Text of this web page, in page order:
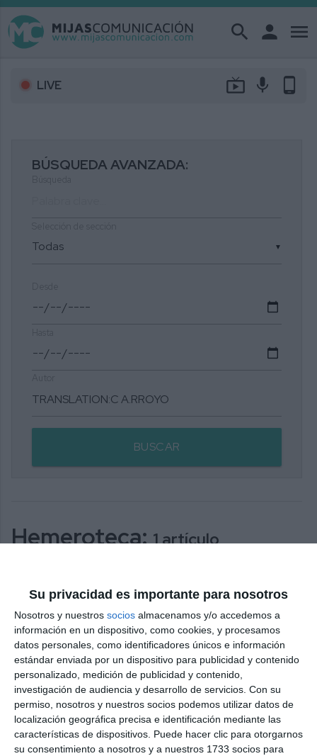
Su privacidad es importante para nosotros
Nosotros y nuestros socios almacenamos y/o accedemos a
información en un dispositivo, como cookies, y procesamos
datos personales, como identificadores únicos e información
estándar enviada por un dispositivo para publicidad y contenido
personalizado, medición de publicidad y contenido,
investigación de audiencia y desarrollo de servicios. Con su
permiso, nosotros y nuestros socios podemos utilizar datos de
localización geográfica precisa e identificación mediante las
características de dispositivos. Puede hacer clic para otorgarnos
su consentimiento a nosotros y a nuestros 1733 socios para
search person menu
LIVE live_tv mic phone_android
BÚSQUEDA AVANZADA:
▼
BUSCAR
Hemeroteca:1 artículo
Rain and possible tornado
warning raised to orange for
Wednesday across Malaga
ACTUALIDAD